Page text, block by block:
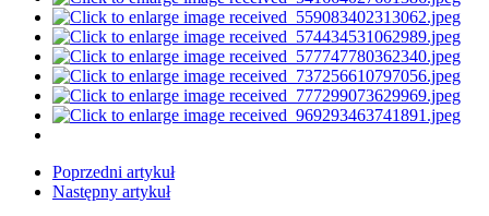
Poprzedni artykuł
Następny artykuł